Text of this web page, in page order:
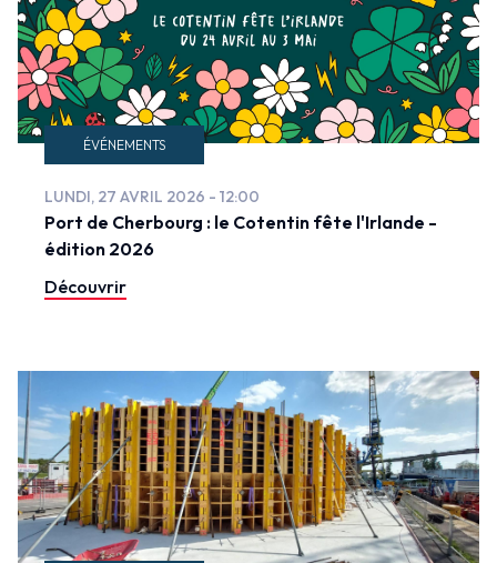
ÉVÉNEMENTS
LUNDI, 27 AVRIL 2026 - 12:00
Port de Cherbourg : le Cotentin fête l'Irlande -
édition 2026
Découvrir